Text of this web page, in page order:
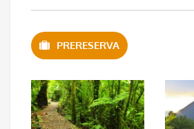
PRERESERVA